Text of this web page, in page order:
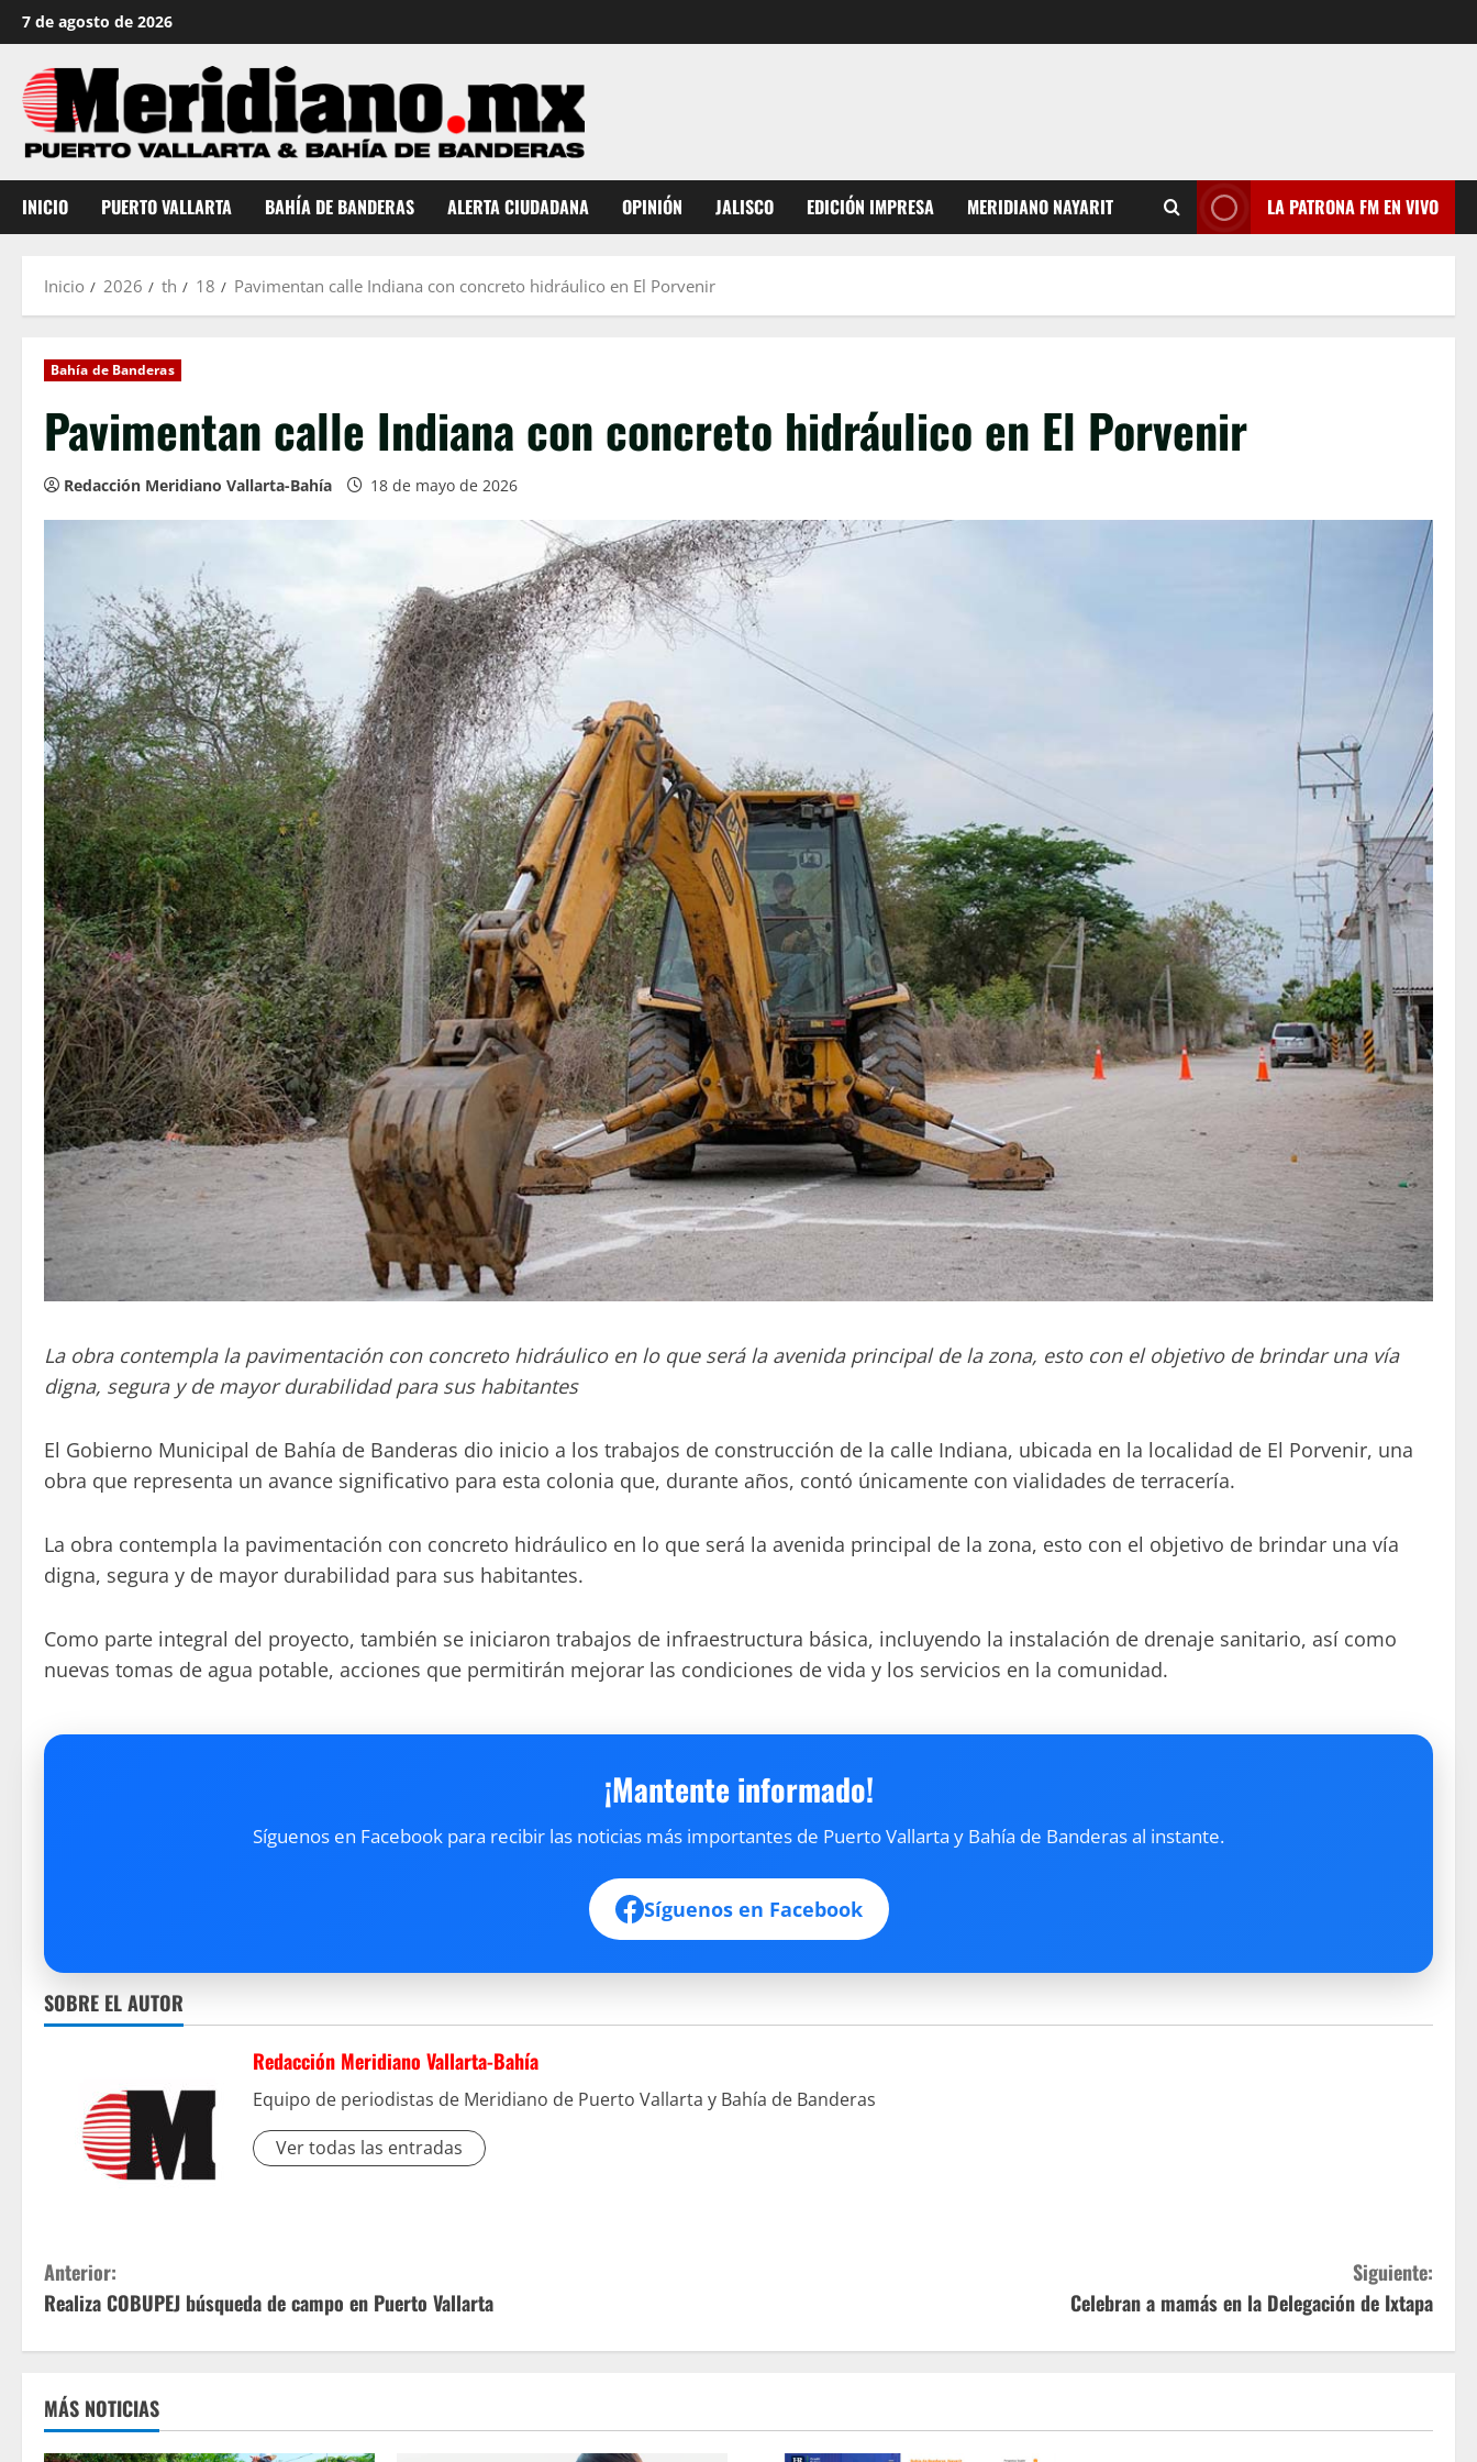
Saltar
al
contenido
7 de agosto de 2026
INICIO PUERTO VALLARTA BAHÍA DE BANDERAS ALERTA CIUDADANA OPINIÓN JALISCO EDICIÓN IMPRESA MERIDIANO NAYARIT LA PATRONA FM EN VIVO
Inicio 2026 th 18 Pavimentan calle Indiana con concreto hidráulico en El Porvenir
Bahía de Banderas
Pavimentan calle Indiana con concreto hidráulico en El Porvenir
Redacción Meridiano Vallarta-Bahía 18 de mayo de 2026
La obra contempla la pavimentación con concreto hidráulico en lo que será la avenida principal de la zona, esto con el objetivo de brindar una vía
digna, segura y de mayor durabilidad para sus habitantes
El Gobierno Municipal de Bahía de Banderas dio inicio a los trabajos de construcción de la calle Indiana, ubicada en la localidad de El Porvenir, una
obra que representa un avance significativo para esta colonia que, durante años, contó únicamente con vialidades de terracería.
La obra contempla la pavimentación con concreto hidráulico en lo que será la avenida principal de la zona, esto con el objetivo de brindar una vía
digna, segura y de mayor durabilidad para sus habitantes.
Como parte integral del proyecto, también se iniciaron trabajos de infraestructura básica, incluyendo la instalación de drenaje sanitario, así como
nuevas tomas de agua potable, acciones que permitirán mejorar las condiciones de vida y los servicios en la comunidad.
¡Mantente informado!
Síguenos en Facebook para recibir las noticias más importantes de Puerto Vallarta y Bahía de Banderas al instante.
Síguenos en Facebook
SOBRE EL AUTOR
Redacción Meridiano Vallarta-Bahía
Equipo de periodistas de Meridiano de Puerto Vallarta y Bahía de Banderas
Ver todas las entradas
S
i
g
u
Anterior:
Realiza COBUPEJ búsqueda de campo en Puerto Vallarta
Siguiente:
Celebran a mamás en la Delegación de Ixtapa
MÁS NOTICIAS